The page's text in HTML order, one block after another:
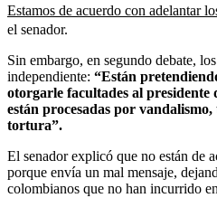
Estamos de acuerdo con adelantar
el senador.
Sin embargo, en segundo debate,
independiente: “Están
otorgarle facultades al presidente
están procesadas por
tortura”.
El senador explicó que no están de
porque envía un mal mensaje,
colombianos que no han incurrido